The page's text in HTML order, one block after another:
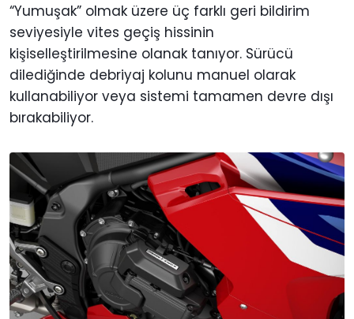
“Yumuşak” olmak üzere üç farklı geri bildirim
seviyesiyle vites geçiş hissinin
kişiselleştirilmesine olanak tanıyor. Sürücü
dilediğinde debriyaj kolunu manuel olarak
kullanabiliyor veya sistemi tamamen devre dışı
bırakabiliyor.